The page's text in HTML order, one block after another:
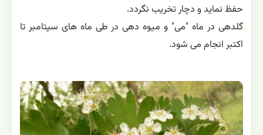
حفظ نماید و دچار تخریب نگردد.
گلدهی در ماه "می" و میوه دهی در طی ماه های سپتامبر تا
اکتبر انجام می شود.